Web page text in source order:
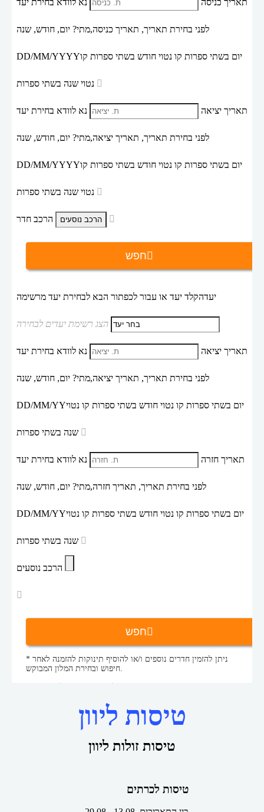
תאריך כניסה נא לוודא בחירת יעד
לפני בחירת תאריך, תאריך כניסה,מתי? יום, חודש, שנה
DD/MM/YYYYיום בשתי ספרות קו נטוי חודש בשתי ספרות קו
תאריך יציאה נא לוודא בחירת יעד
לפני בחירת תאריך, תאריך יציאה,מתי? יום, חודש, שנה
DD/MM/YYYYיום בשתי ספרות קו נטוי חודש בשתי ספרות קו
הרכב חדר
חפש
יעדהקלד יעד או עבור לכפתור הבא לבחירת יעד מרשימה
הצג רשימת יעדים לבחירה
תאריך יציאה נא לוודא בחירת יעד
לפני בחירת תאריך, תאריך יציאה,מתי? יום, חודש, שנה
DD/MM/YYיום בשתי ספרות קו נטוי חודש בשתי ספרות קו נטוי
תאריך חזרה נא לוודא בחירת יעד
לפני בחירת תאריך, תאריך חזרה,מתי? יום, חודש, שנה
DD/MM/YYיום בשתי ספרות קו נטוי חודש בשתי ספרות קו נטוי
הרכב נוסעים
חפש
* ניתן להזמין חדרים נוספים ו/או להוסיף תינוקות להזמנה לאחר
חיפוש ובחירת המלון המבוקש.
טיסות ליוון
טיסות זולות ליוון
טיסות לכרתים